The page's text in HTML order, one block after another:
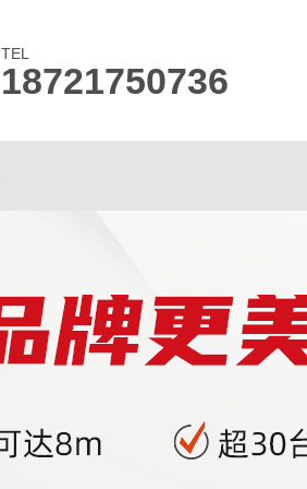
TEL
18721750736